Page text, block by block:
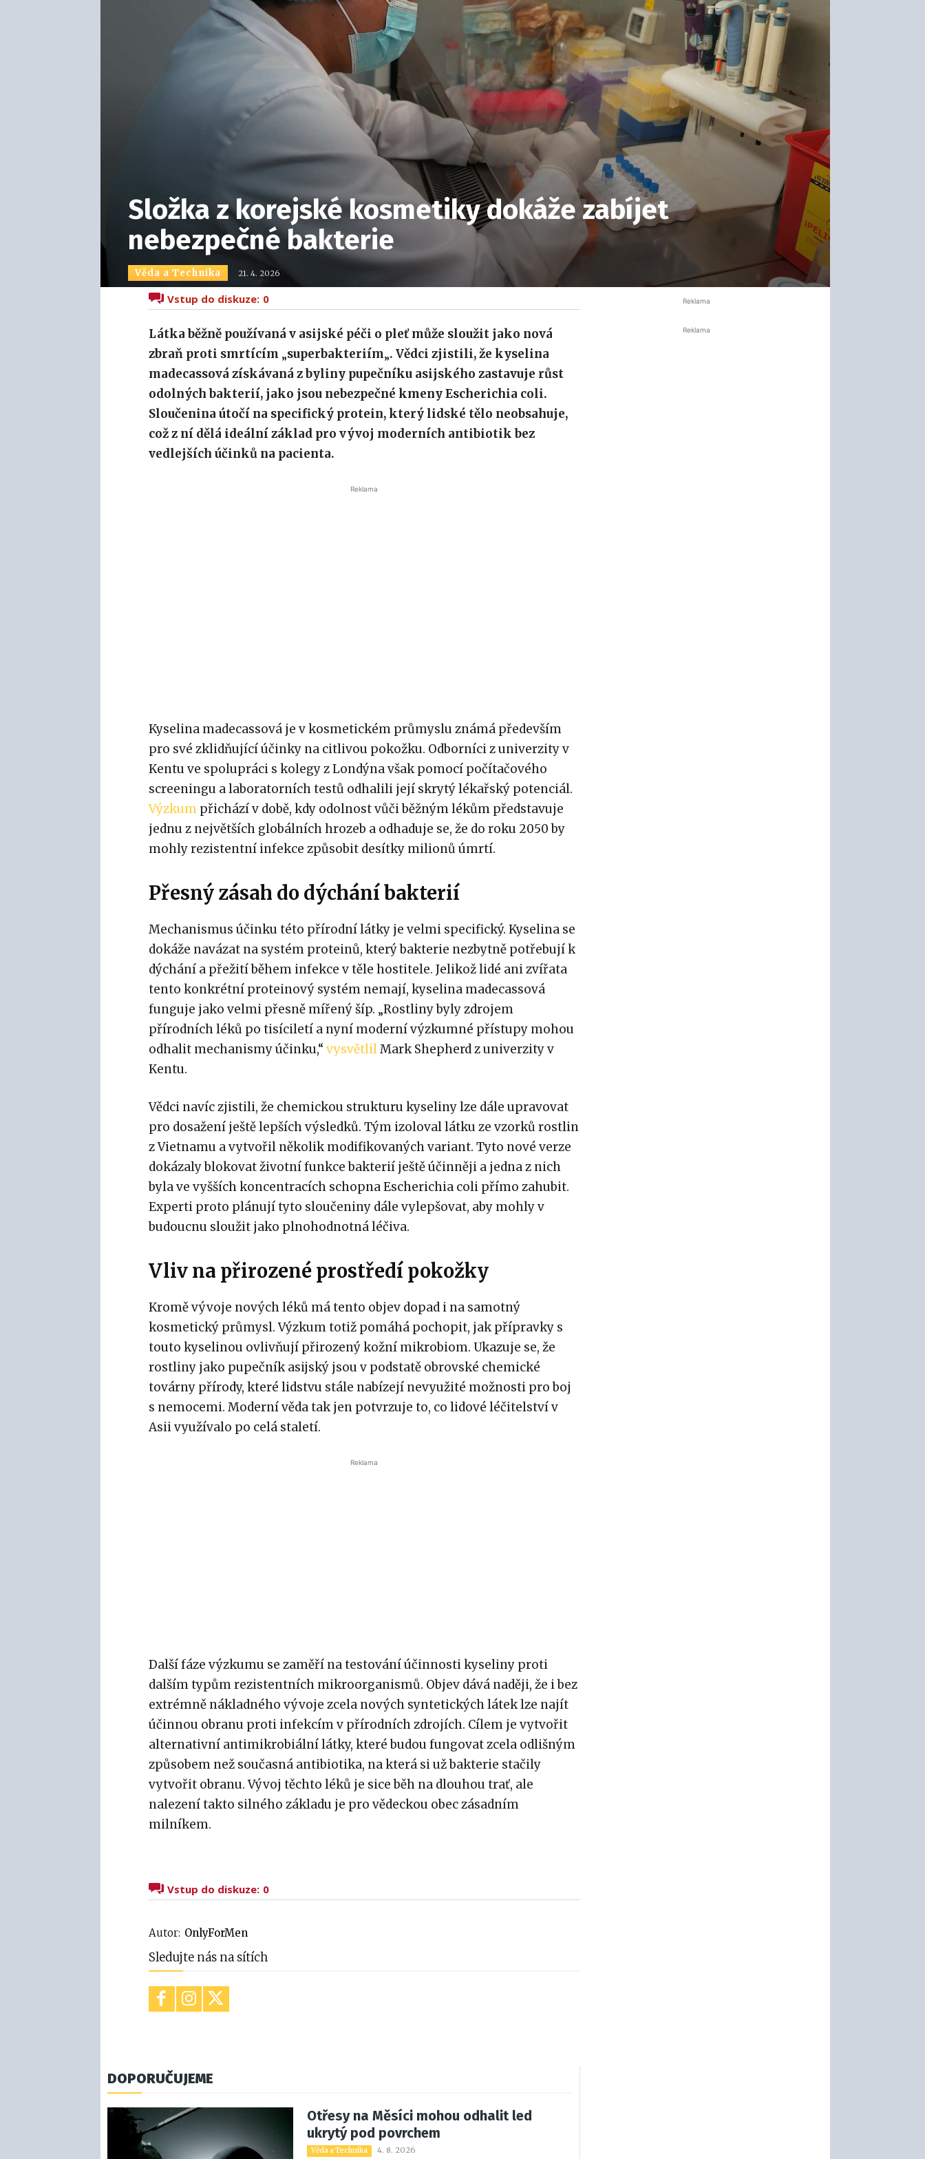
Složka z korejské kosmetiky dokáže zabíjet
nebezpečné bakterie
Věda a Technika 21. 4. 2026
Vstup do diskuze: 0
Látka běžně používaná v asijské péči o pleť může sloužit jako nová
zbraň proti smrtícím „superbakteriím„. Vědci zjistili, že kyselina
madecassová získávaná z byliny pupečníku asijského zastavuje růst
odolných bakterií, jako jsou nebezpečné kmeny Escherichia coli.
Sloučenina útočí na specifický protein, který lidské tělo neobsahuje,
což z ní dělá ideální základ pro vývoj moderních antibiotik bez
vedlejších účinků na pacienta.
Reklama
Kyselina madecassová je v kosmetickém průmyslu známá především
pro své zklidňující účinky na citlivou pokožku. Odborníci z univerzity v
Kentu ve spolupráci s kolegy z Londýna však pomocí počítačového
screeningu a laboratorních testů odhalili její skrytý lékařský potenciál.
Výzkum přichází v době, kdy odolnost vůči běžným lékům představuje
jednu z největších globálních hrozeb a odhaduje se, že do roku 2050 by
mohly rezistentní infekce způsobit desítky milionů úmrtí.
Přesný zásah do dýchání bakterií
Mechanismus účinku této přírodní látky je velmi specifický. Kyselina se
dokáže navázat na systém proteinů, který bakterie nezbytně potřebují k
dýchání a přežití během infekce v těle hostitele. Jelikož lidé ani zvířata
tento konkrétní proteinový systém nemají, kyselina madecassová
funguje jako velmi přesně mířený šíp. „Rostliny byly zdrojem
přírodních léků po tisíciletí a nyní moderní výzkumné přístupy mohou
odhalit mechanismy účinku,“ vysvětlilMark Shepherd z univerzity v
Kentu.
Vědci navíc zjistili, že chemickou strukturu kyseliny lze dále upravovat
pro dosažení ještě lepších výsledků. Tým izoloval látku ze vzorků rostlin
z Vietnamu a vytvořil několik modifikovaných variant. Tyto nové verze
dokázaly blokovat životní funkce bakterií ještě účinněji a jedna z nich
byla ve vyšších koncentracích schopna Escherichia coli přímo zahubit.
Experti proto plánují tyto sloučeniny dále vylepšovat, aby mohly v
budoucnu sloužit jako plnohodnotná léčiva.
Vliv na přirozené prostředí pokožky
Kromě vývoje nových léků má tento objev dopad i na samotný
kosmetický průmysl. Výzkum totiž pomáhá pochopit, jak přípravky s
touto kyselinou ovlivňují přirozený kožní mikrobiom. Ukazuje se, že
rostliny jako pupečník asijský jsou v podstatě obrovské chemické
továrny přírody, které lidstvu stále nabízejí nevyužité možnosti pro boj
s nemocemi. Moderní věda tak jen potvrzuje to, co lidové léčitelství v
Asii využívalo po celá staletí.
Reklama
Další fáze výzkumu se zaměří na testování účinnosti kyseliny proti
dalším typům rezistentních mikroorganismů. Objev dává naději, že i bez
extrémně nákladného vývoje zcela nových syntetických látek lze najít
účinnou obranu proti infekcím v přírodních zdrojích. Cílem je vytvořit
alternativní antimikrobiální látky, které budou fungovat zcela odlišným
způsobem než současná antibiotika, na která si už bakterie stačily
vytvořit obranu. Vývoj těchto léků je sice běh na dlouhou trať, ale
nalezení takto silného základu je pro vědeckou obec zásadním
milníkem.
Vstup do diskuze: 0
Autor: OnlyForMen
Sledujte nás na sítích
DOPORUČUJEME
Otřesy na Měsíci mohou odhalit led
ukrytý pod povrchem
Věda a Technika 4. 8. 2026
Reklama
Reklama